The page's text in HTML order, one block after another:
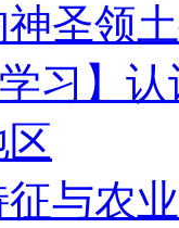
神圣领
学习】
与农业